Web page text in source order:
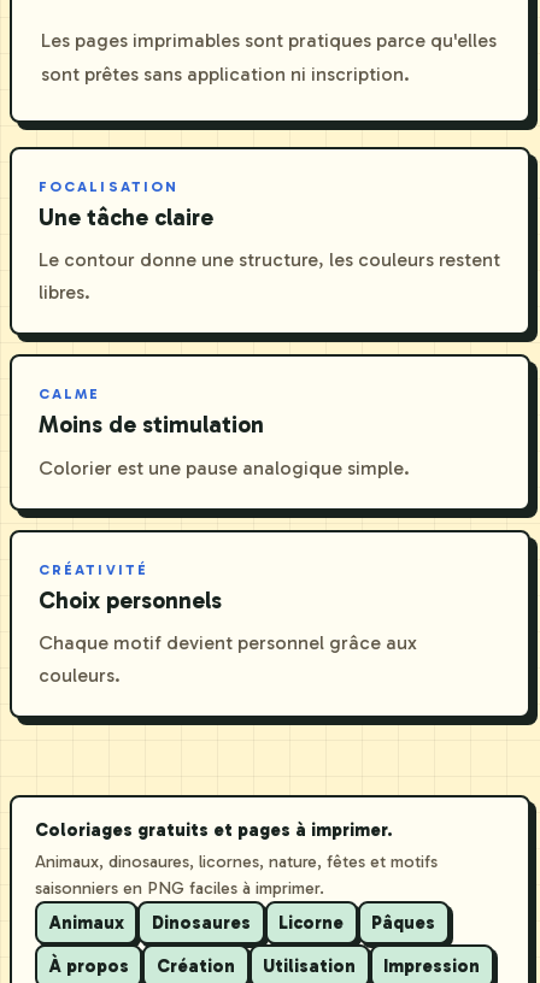
Les pages imprimables sont pratiques parce qu'elles
sont prêtes sans application ni inscription.
FOCALISATION
Une tâche claire
Le contour donne une structure, les couleurs restent
libres.
CALME
Moins de stimulation
Colorier est une pause analogique simple.
CRÉATIVITÉ
Choix personnels
Chaque motif devient personnel grâce aux
couleurs.
Coloriages gratuits et pages à imprimer.
Animaux, dinosaures, licornes, nature, fêtes et motifs
saisonniers en PNG faciles à imprimer.
Animaux
Dinosaures Licorne Pâques
À propos Création Utilisation Impression